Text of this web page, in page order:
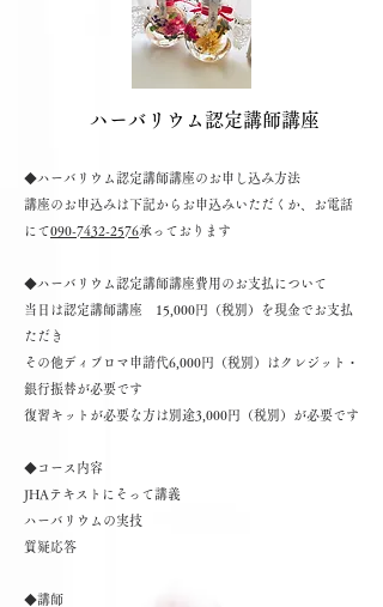
​ハーバリウム認定講師講座
◆​ハーバリウム認定講師講座のお申し込み方法
​講座のお申込みは下記からお申込みいただくか、お電話
にて090-7432-2576承っております
◆ハーバリウム認定講師講座費用のお支払について
当日は認定講師講座 15,000円（税別）を現金でお支払
ただき
その他ディプロマ申請代6,000円（税別）はクレジット・
銀行振替が必要です
復習キットが必要な方は別途3,000円（税別）が必要です
◆コース内容
JHAテキストにそって講義
ハーバリウムの実技
質疑応答
◆講師